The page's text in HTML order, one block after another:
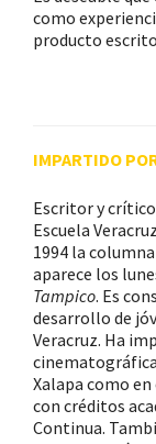
como
producto
IMPARTIDO
Escritor y
Escuela
1994 la
aparece los
Tampico. Es
desarrollo de
Veracruz. Ha
Xalapa como
con créditos
Continua.